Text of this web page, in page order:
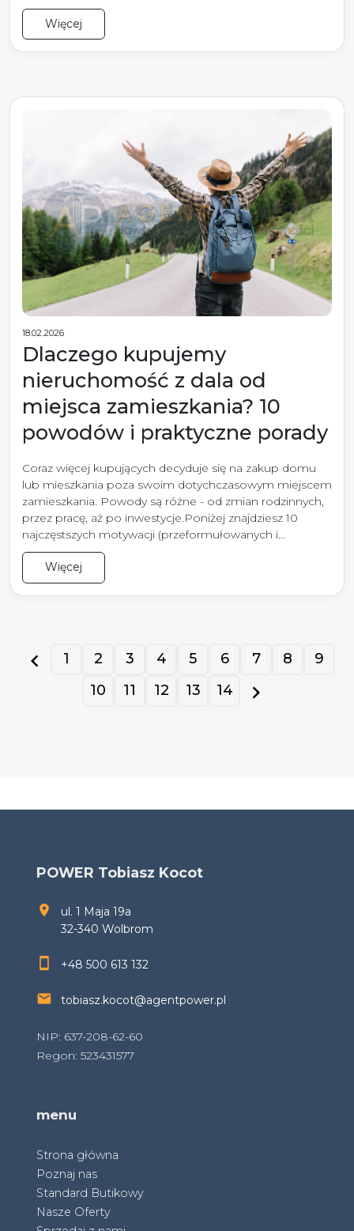
Więcej
18.02.2026
Dlaczego kupujemy
nieruchomość z dala od
miejsca zamieszkania? 10
powodów i praktyczne porady
Coraz więcej kupujących decyduje się na zakup domu
lub mieszkania poza swoim dotychczasowym miejscem
zamieszkania. Powody są różne - od zmian rodzinnych,
przez pracę, aż po inwestycje.Poniżej znajdziesz 10
najczęstszych motywacji (przeformułowanych i...
Więcej
prev 1 2 3 4 5 6 7 8
9
10
11 12 13 14 next
POWER Tobiasz Kocot
ul. 1 Maja 19a
32-340 Wolbrom
+48 500 613 132
tobiasz.kocot@agentpower.pl
NIP: 637-208-62-60
Regon: 523431577
menu
Strona główna
Poznaj nas
Standard Butikowy
Nasze Oferty